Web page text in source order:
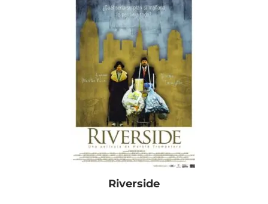
Riverside